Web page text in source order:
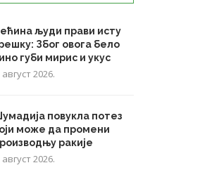
људи прави исту
Због овога бело
губи мирис и укус
август 2026.
повукла потез
може да промени
ракије
август 2026.